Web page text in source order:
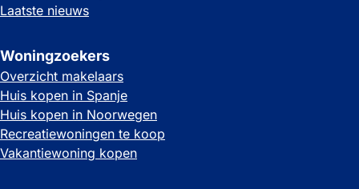
Laatste nieuws
Woningzoekers
Overzicht makelaars
Huis kopen in Spanje
Huis kopen in Noorwegen
Recreatiewoningen te koop
Vakantiewoning kopen